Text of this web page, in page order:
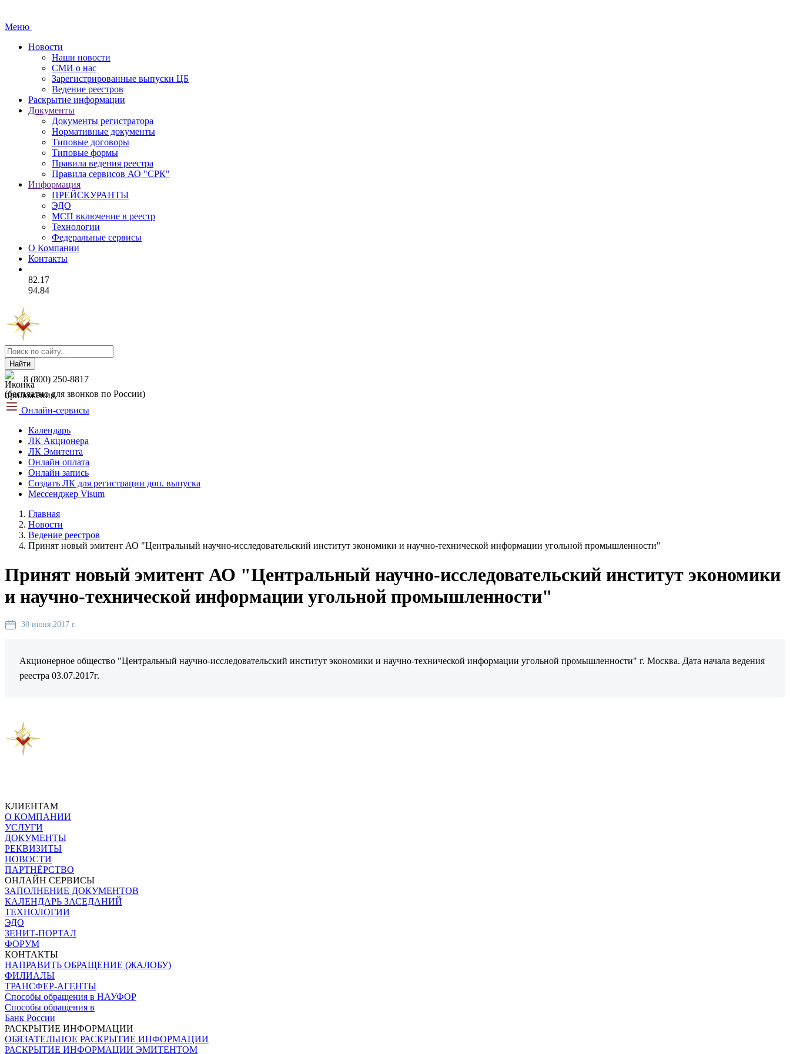
Меню
Новости
Наши новости
СМИ о нас
Зарегистрированные выпуски ЦБ
Ведение реестров
Раскрытие информации
Документы
Документы регистратора
Нормативные документы
Типовые договоры
Типовые формы
Правила ведения реестра
Правила сервисов АО "СРК"
Информация
ПРЕЙСКУРАНТЫ
ЭДО
МСП включение в реестр
Технологии
Федеральные сервисы
О Компании
Контакты
82.17
94.84
Найти
8 (800) 250-8817
(бесплатно для звонков по России)
Онлайн-сервисы
Календарь
ЛК Акционера
ЛК Эмитента
Онлайн оплата
Онлайн запись
Создать ЛК для регистрации доп. выпуска
Мессенджер Visum
Главная
Новости
Ведение реестров
Принят новый эмитент АО "Центральный научно-исследовательский институт экономики и научно-технической информации угольной промышленности"
Принят новый эмитент АО "Центральный научно-исследовательский институт экономики
и научно-технической информации угольной промышленности"
30 июня 2017 г.
Акционерное общество "Центральный научно-исследовательский институт экономики и научно-технической информации угольной промышленности" г. Москва. Дата начала ведения
реестра 03.07.2017г.
КЛИЕНТАМ
О КОМПАНИИ
УСЛУГИ
ДОКУМЕНТЫ
РЕКВИЗИТЫ
НОВОСТИ
ПАРТНЁРСТВО
ОНЛАЙН СЕРВИСЫ
ЗАПОЛНЕНИЕ ДОКУМЕНТОВ
КАЛЕНДАРЬ ЗАСЕДАНИЙ
ТЕХНОЛОГИИ
ЭДО
ЗЕНИТ-ПОРТАЛ
ФОРУМ
КОНТАКТЫ
НАПРАВИТЬ ОБРАЩЕНИЕ (ЖАЛОБУ)
ФИЛИАЛЫ
ТРАНСФЕР-АГЕНТЫ
Способы обращения в НАУФОР
Способы обращения в
Банк России
РАСКРЫТИЕ ИНФОРМАЦИИ
ОБЯЗАТЕЛЬНОЕ РАСКРЫТИЕ ИНФОРМАЦИИ
РАСКРЫТИЕ ИНФОРМАЦИИ ЭМИТЕНТОМ